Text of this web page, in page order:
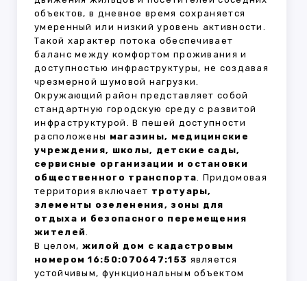
объектов, в дневное время сохраняется
умеренный или низкий уровень активности.
Такой характер потока обеспечивает
баланс между комфортом проживания и
доступностью инфраструктуры, не создавая
чрезмерной шумовой нагрузки.
Окружающий район представляет собой
стандартную городскую среду с развитой
инфраструктурой. В пешей доступности
расположены магазины, медицинские
учреждения, школы, детские сады,
сервисные организации и остановки
общественного транспорта. Придомовая
территория включает тротуары,
элементы озеленения, зоны для
отдыха и безопасного перемещения
жителей.
В целом, жилой дом с кадастровым
номером 16:50:070647:153 является
устойчивым, функциональным объектом